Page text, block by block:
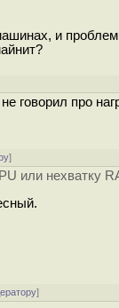
и
говорил про
]
или нехватку
]